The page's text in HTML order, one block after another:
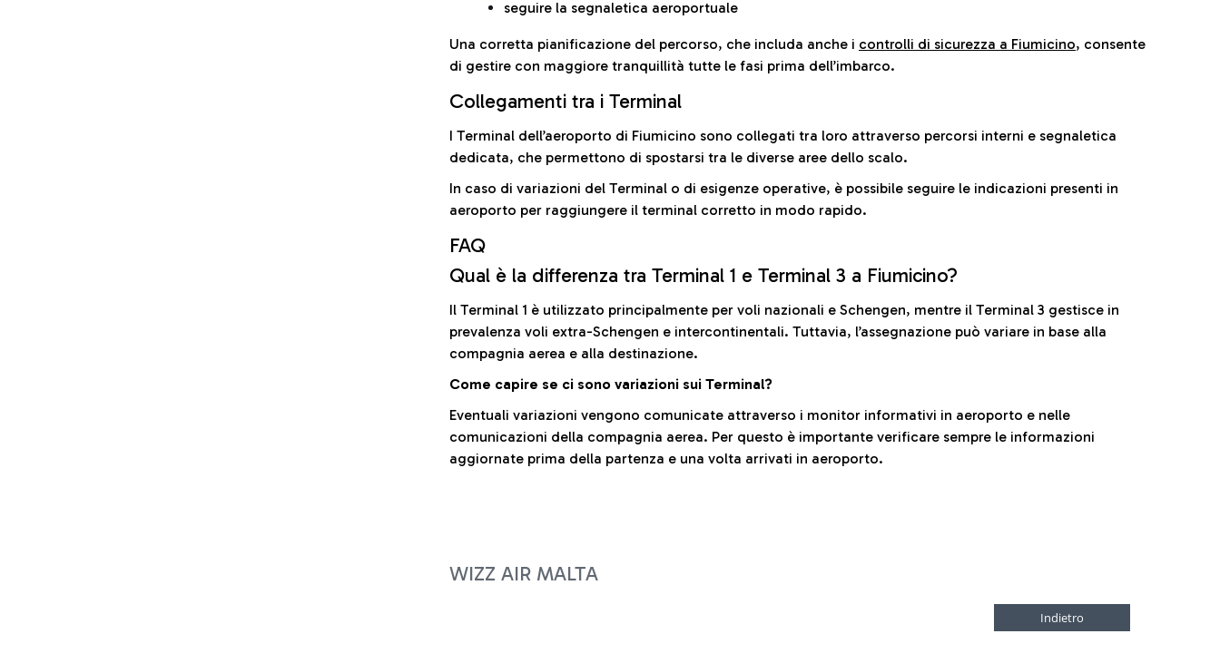
seguire la segnaletica aeroportuale
Una corretta pianificazione del percorso, che includa anche i controlli di sicurezza a Fiumicino, consente
di gestire con maggiore tranquillità tutte le fasi prima dell’imbarco.
Collegamenti tra i Terminal
I Terminal dell’aeroporto di Fiumicino sono collegati tra loro attraverso percorsi interni e segnaletica
dedicata, che permettono di spostarsi tra le diverse aree dello scalo.
In caso di variazioni del Terminal o di esigenze operative, è possibile seguire le indicazioni presenti in
aeroporto per raggiungere il terminal corretto in modo rapido.
FAQ
Qual è la differenza tra Terminal 1 e Terminal 3 a Fiumicino?
Il Terminal 1 è utilizzato principalmente per voli nazionali e Schengen, mentre il Terminal 3 gestisce in
prevalenza voli extra-Schengen e intercontinentali. Tuttavia, l’assegnazione può variare in base alla
compagnia aerea e alla destinazione.
Come capire se ci sono variazioni sui Terminal?
Eventuali variazioni vengono comunicate attraverso i monitor informativi in aeroporto e nelle
comunicazioni della compagnia aerea. Per questo è importante verificare sempre le informazioni
aggiornate prima della partenza e una volta arrivati in aeroporto.
WIZZ AIR MALTA